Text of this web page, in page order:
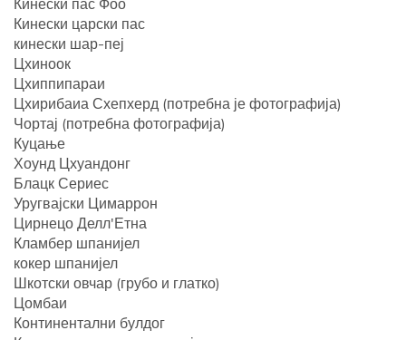
Кинески царски пас
кинески шар-пеј
Цхиноок
Цхиппипараи
Цхирибаиа Схепхерд (потребна је фотографија)
Чортај (потребна фотографија)
Куцање
Хоунд Цхуандонг
Блацк Сериес
Уругвајски Цимаррон
Цирнецо Делл'Етна
Кламбер шпанијел
кокер шпанијел
Шкотски овчар (грубо и глатко)
Цомбаи
Континентални булдог